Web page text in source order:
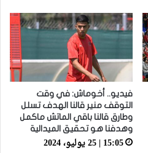
فيديو.. أخوماش: في وقت
التوقف منير قالنا الهدف تسلل
وطارق قالنا باقي الماتش ماكمل
وهدفنا هو تحقيق الميدالية
15:05 | 25 يوليو، 2024